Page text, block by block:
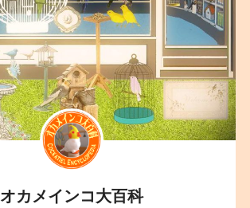
オカメインコ大百科